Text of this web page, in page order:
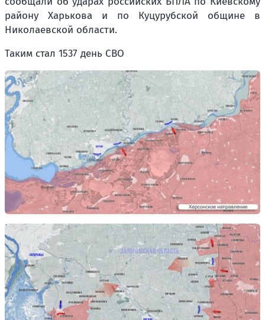
району Харькова и по Куцурубской общине в
Николаевской области.
Таким стал 1537 день СВО